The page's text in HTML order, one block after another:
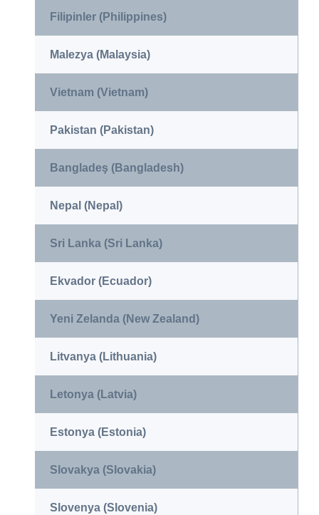
Filipinler (Philippines)
Malezya (Malaysia)
Vietnam (Vietnam)
Pakistan (Pakistan)
Bangladeş (Bangladesh)
Nepal (Nepal)
Sri Lanka (Sri Lanka)
Ekvador (Ecuador)
Yeni Zelanda (New Zealand)
Litvanya (Lithuania)
Letonya (Latvia)
Estonya (Estonia)
Slovakya (Slovakia)
Slovenya (Slovenia)